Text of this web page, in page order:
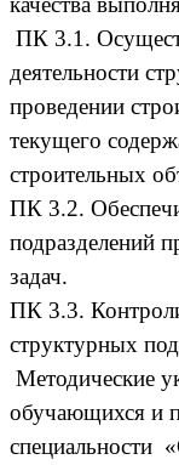
ПК 3.1.
деятельности
проведении
текущего
строительных
ПК 3.2.
подразделений
задач.
ПК 3.3.
структурных
Методические
обучающихся и
специальности